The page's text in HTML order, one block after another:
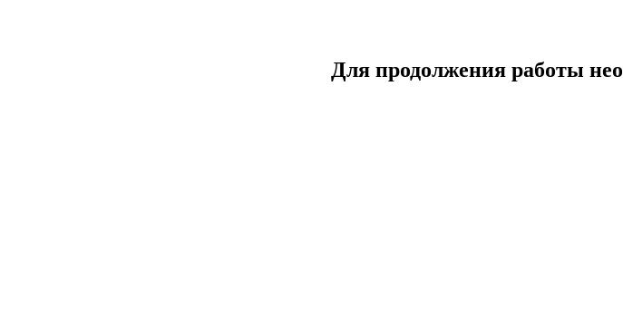
Для продолжения работы